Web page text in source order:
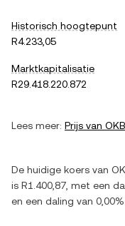
Historisch hoogtepunt
R4.233,05
Marktkapitalisatie
R29.418.220.872
Lees meer: Prijs van OKB
De huidige koers van
is R1.400,87 , met een
en een daling van 0,00%